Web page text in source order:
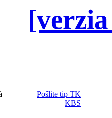
Pošlite tip TK
KBS